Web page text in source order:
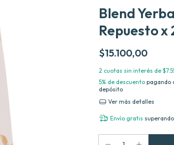
Blend
Repuesto x
$15.100,00
2 cuotas sin interés de
5% de descuento pagando
depósito
Ver más detalles
Envío gratis